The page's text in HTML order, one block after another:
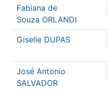
Fabiana de
Souza ORLANDI
Giselle DUPAS
José Antonio
SALVADOR